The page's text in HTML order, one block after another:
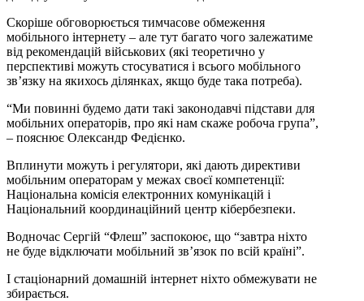
Скоріше обговорюється тимчасове обмеження
мобільного інтернету – але тут багато чого залежатиме
від рекомендацій військових (які теоретично у
перспективі можуть стосуватися і всього мобільного
зв’язку на якихось ділянках, якщо буде така потреба).
“Ми повинні будемо дати такі законодавчі підстави для
мобільних операторів, про які нам скаже робоча група”,
– пояснює Олександр Федієнко.
Вплинути можуть і регулятори, які дають директиви
мобільним операторам у межах своєї компетенції:
Національна комісія електронних комунікацій і
Національний координаційний центр кібербезпеки.
Водночас Сергій “Флеш” заспокоює, що “завтра ніхто
не буде відключати мобільний зв’язок по всій країні”.
І стаціонарний домашній інтернет ніхто обмежувати не
збирається.